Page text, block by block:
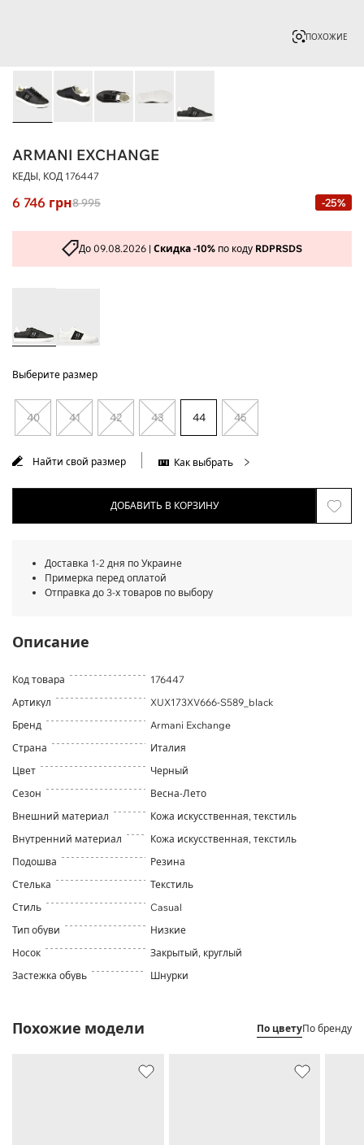
ПОХОЖИЕ
ARMANI EXCHANGE
КЕДЫ, КОД 176447
6 746 грн8 995 -25%
До 09.08.2026 | Скидка -10% по коду RDPRSDS
Выберите размер
40 41 42 43 44 45
Найти свой размер Как выбрать
ДОБАВИТЬ В КОРЗИНУ
Доставка 1-2 дня по Украине
Примерка перед оплатой
Отправка до 3-х товаров по выбору
Описание
Код товара
176447
Артикул
XUX173XV666-S589_black
Бренд
Armani Exchange
Страна
Италия
Цвет
Черный
Сезон
Весна-Лето
Внешний материал
Кожа искусственная, текстиль
Внутренний материал
Кожа искусственная, текстиль
Подошва
Резина
Стелька
Текстиль
Стиль
Casual
Тип обуви
Низкие
Носок
Закрытый, круглый
Застежка обувь
Шнурки
Похожие модели По цветуПо бренду